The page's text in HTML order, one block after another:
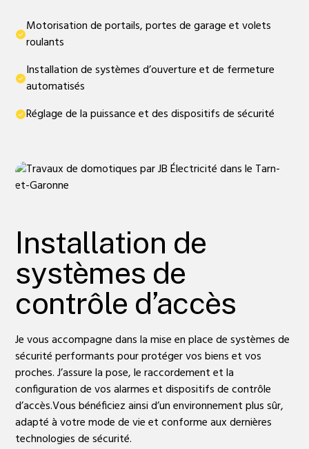
Motorisation de portails, portes de garage et volets
roulants
Installation de systèmes d’ouverture et de fermeture
automatisés
Réglage de la puissance et des dispositifs de sécurité
Installation de
systèmes de
contrôle d’accès
Je vous accompagne dans la mise en place de systèmes de
sécurité performants pour protéger vos biens et vos
proches. J’assure la pose, le raccordement et la
configuration de vos alarmes et dispositifs de contrôle
d’accès.Vous bénéficiez ainsi d’un environnement plus sûr,
adapté à votre mode de vie et conforme aux dernières
technologies de sécurité.